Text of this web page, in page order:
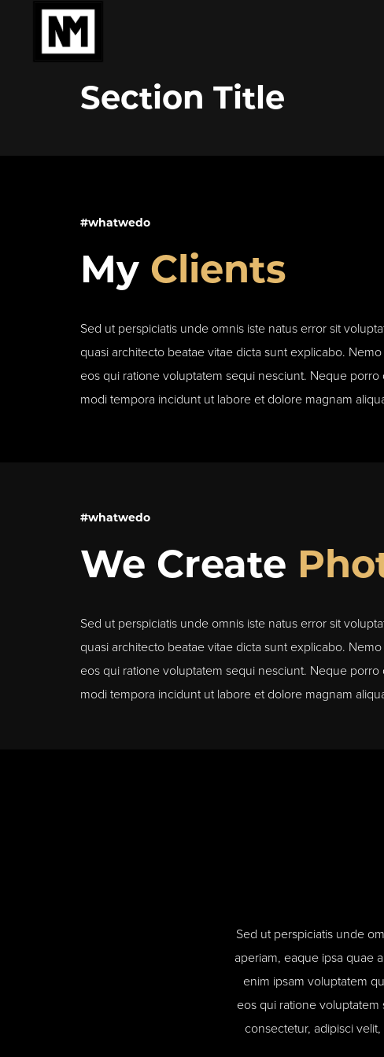
Section Title
#whatwedo
My Clients
Sed ut perspiciatis unde omnis iste natus error sit
quasi architecto beatae vitae dicta sunt explicabo.
eos qui ratione voluptatem sequi nesciunt. Neque
modi tempora incidunt ut labore et dolore magnam
#whatwedo
We Create
Sed ut perspiciatis unde omnis iste natus error sit
quasi architecto beatae vitae dicta sunt explicabo.
eos qui ratione voluptatem sequi nesciunt. Neque
modi tempora incidunt ut labore et dolore magnam
Sed ut perspiciatis unde
aperiam, eaque ipsa quae
enim ipsam voluptatem
eos qui ratione
consectetur, adipisci